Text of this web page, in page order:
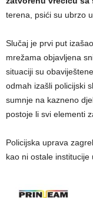
terena, psići su ubrzo
Slučaj je prvi put
mrežama objavljena
situaciji su
odmah izašli policijski
sumnje na kazneno
postoje li svi elementi
Policijska uprava
kao ni ostale institucije